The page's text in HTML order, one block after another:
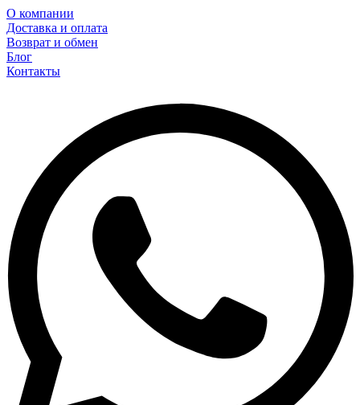
О компании
Доставка и оплата
Возврат и обмен
Блог
Контакты